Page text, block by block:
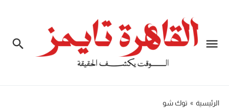
الرئيسية » توك شو